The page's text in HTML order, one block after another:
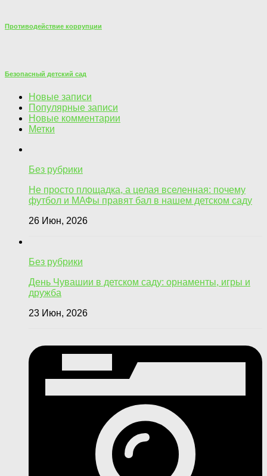
Противодействие коррупции
Безопасный детский сад
Новые записи
Популярные записи
Новые комментарии
Метки
Без рубрики
Не просто площадка, а целая вселенная: почему
футбол и МАФы правят бал в нашем детском саду
26 Июн, 2026
Без рубрики
День Чувашии в детском саду: орнаменты, игры и
дружба
23 Июн, 2026